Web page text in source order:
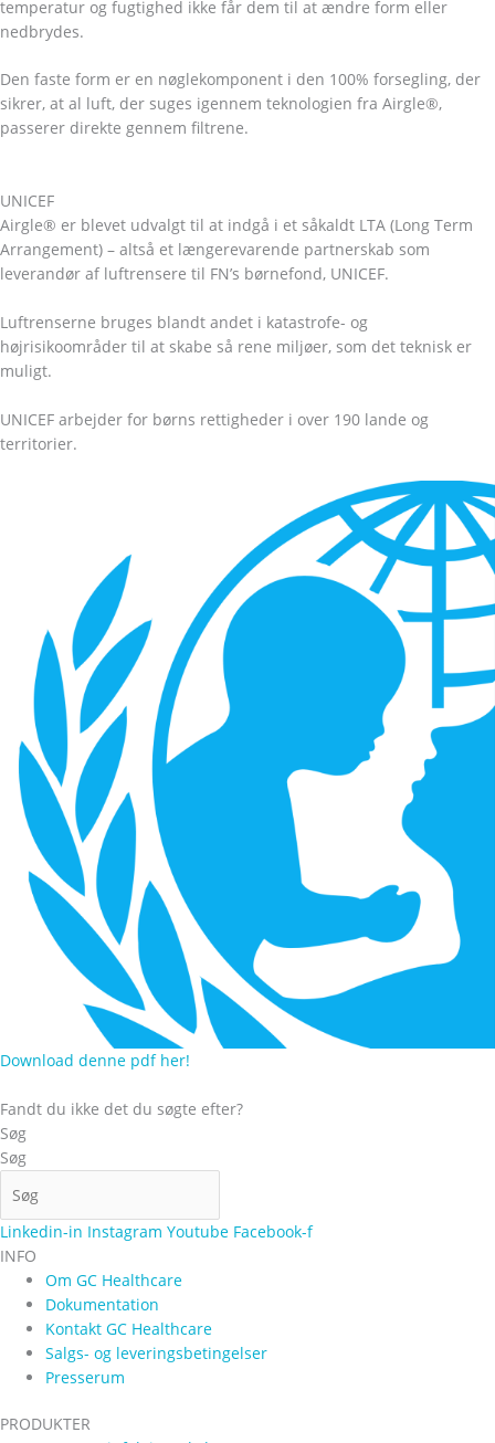
temperatur og fugtighed ikke får dem til at ændre form eller
nedbrydes.
Den faste form er en nøglekomponent i den 100% forsegling, der
sikrer, at al luft, der suges igennem teknologien fra Airgle®,
passerer direkte gennem filtrene.
UNICEF
Airgle® er blevet udvalgt til at indgå i et såkaldt LTA (Long Term
Arrangement) – altså et længerevarende partnerskab som
leverandør af luftrensere til FN’s børnefond, UNICEF.
Luftrenserne bruges blandt andet i katastrofe- og
højrisikoområder til at skabe så rene miljøer, som det teknisk er
muligt.
UNICEF arbejder for børns rettigheder i over 190 lande og
territorier.
Download denne pdf her!
Fandt du ikke det du søgte efter?
Søg
Søg
Linkedin-in Instagram Youtube Facebook-f
INFO
Om GC Healthcare
Dokumentation
Kontakt GC Healthcare
Salgs- og leveringsbetingelser
Presserum
PRODUKTER